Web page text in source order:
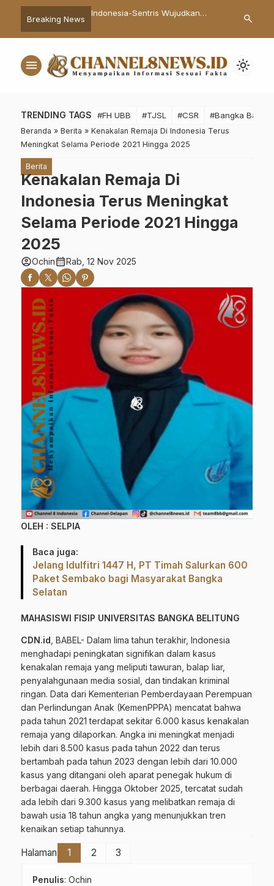
Breaking News
Ingatkan ASN
Diri
Indonesia-Sentris Wujudkan
Pemerataan di Seluruh Indonesia
PWI Pusat
XIV
search
menu light_mode
TRENDING TAGS #FH UBB #TJSL #CSR #Bangka Barat
Beranda » Berita » Kenakalan Remaja Di Indonesia Terus
Meningkat Selama Periode 2021 Hingga 2025
Berita
Kenakalan Remaja Di
Indonesia Terus Meningkat
Selama Periode 2021 Hingga
2025
account_circleOchincalendar_monthRab, 12 Nov 2025
OLEH : SELPIA
Baca juga:
Jelang Idulfitri 1447 H, PT Timah Salurkan 600
Paket Sembako bagi Masyarakat Bangka
Selatan
MAHASISWI FISIP UNIVERSITAS BANGKA BELITUNG
CDN.id , BABEL- Dalam lima tahun terakhir, Indonesia
menghadapi peningkatan signifikan dalam kasus
kenakalan remaja yang meliputi tawuran, balap liar,
penyalahgunaan media sosial, dan tindakan kriminal
ringan. Data dari Kementerian Pemberdayaan Perempuan
dan Perlindungan Anak (KemenPPPA) mencatat bahwa
pada tahun 2021 terdapat sekitar 6.000 kasus kenakalan
remaja yang dilaporkan. Angka ini meningkat menjadi
lebih dari 8.500 kasus pada tahun 2022 dan terus
bertambah pada tahun 2023 dengan lebih dari 10.000
kasus yang ditangani oleh aparat penegak hukum di
berbagai daerah. Hingga Oktober 2025, tercatat sudah
ada lebih dari 9.300 kasus yang melibatkan remaja di
bawah usia 18 tahun angka yang menunjukkan tren
kenaikan setiap tahunnya.
Halaman 1 2 3
Penulis: Ochin